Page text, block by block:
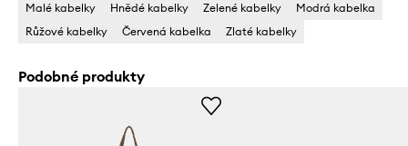
Malé kabelky
Hnědé kabelky Zelené kabelky
Modrá kabelka
Růžové kabelky
Červená kabelka Zlaté kabelky
Podobné produkty